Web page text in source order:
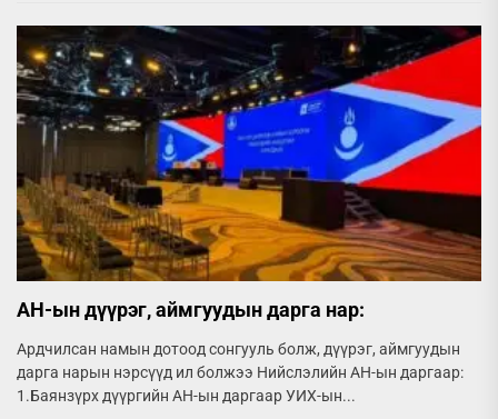
АН-ын дүүрэг, аймгуудын дарга нар:
Ардчилсан намын дотоод сонгууль болж, дүүрэг, аймгуудын
дарга нарын нэрсүүд ил болжээ Нийслэлийн АН-ын даргаар:
1.Баянзүрх дүүргийн АН-ын даргаар УИХ-ын...